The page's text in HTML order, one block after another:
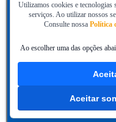
Utilizamos cookies e tecnologias
serviços. Ao utilizar nossos
Consulte nossa Política
Ao escolher uma das opções
Aceitar